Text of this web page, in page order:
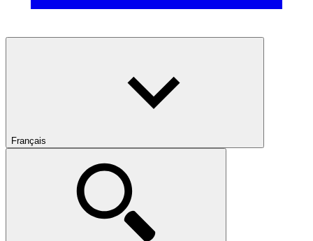
Français